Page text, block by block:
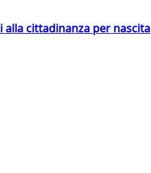
cittadinanza per nascita